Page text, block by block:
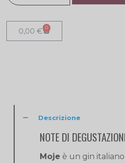
0,00€ 0
Descrizione
NOTE DI
Moje è un gin